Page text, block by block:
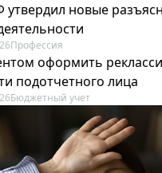
новые
Профессия
оформить
подотчетного лица
Бюджетный учет